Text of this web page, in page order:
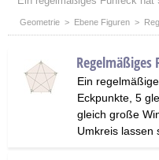
Geometrie > Ebene Figuren >
Regelmäßiges
Ein
Eckpunkte, 5
gleich große
Umkreis lassen